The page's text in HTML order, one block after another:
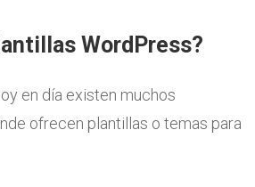
WordPress?
en día existen muchos
ofrecen plantillas o temas para